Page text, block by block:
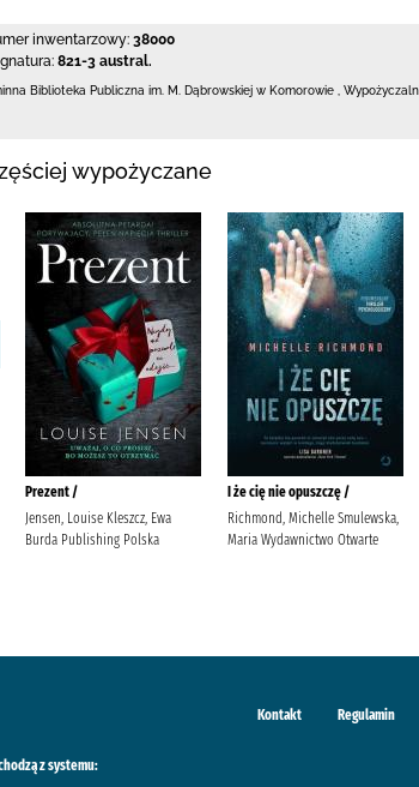
inwentarzowy: 38000
821-3 austral.
Biblioteka Publiczna im. M. Dąbrowskiej w Komorowie
wypożyczane
Prezent /
Jensen, Louise Kleszcz, Ewa
Burda Publishing Polska
I że cię nie opuszczę /
Richmond, Michelle Smulewska,
Maria Wydawnictwo Otwarte
Kontakt Regulamin
z systemu: